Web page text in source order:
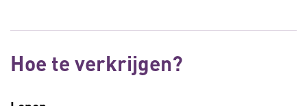
Hoe te verkrijgen?